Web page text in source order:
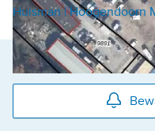
Huisman | Hoogendoorn
Altijd als eerste op de